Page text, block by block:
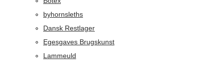
byhornsleths
Dansk Restlager
Egesgaves Brugskunst
Lammeuld